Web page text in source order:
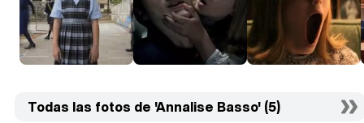
Todas las fotos de 'Annalise Basso' (5)